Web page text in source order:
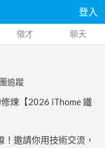
登入
徵才 聊天
追蹤
煉【2026 iThome 鐵
邀請你用技術交流，